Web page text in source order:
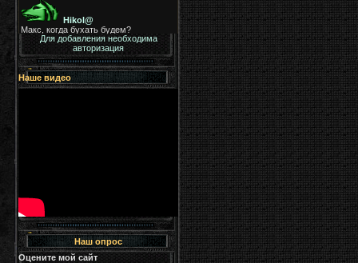
Для добавления необходима
авторизация
Наше видео
Наш опрос
Оцените мой сайт